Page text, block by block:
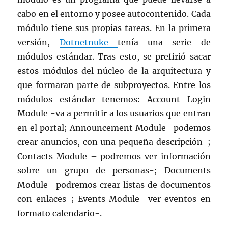
cabo en el entorno y posee autocontenido. Cada
módulo tiene sus propias tareas. En la primera
versión, Dotnetnuke tenía una serie de
módulos estándar. Tras esto, se prefirió sacar
estos módulos del núcleo de la arquitectura y
que formaran parte de subproyectos. Entre los
módulos estándar tenemos: Account Login
Module -va a permitir a los usuarios que entran
en el portal; Announcement Module -podemos
crear anuncios, con una pequeña descripción-;
Contacts Module – podremos ver información
sobre un grupo de personas-; Documents
Module -podremos crear listas de documentos
con enlaces-; Events Module -ver eventos en
formato calendario-.